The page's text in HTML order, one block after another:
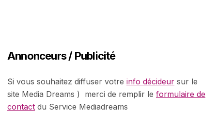
Annonceurs / Publicité
Si vous souhaitez diffuser votre info décideur sur le
site Media Dreams ) merci de remplir le formulaire de
contact du Service Mediadreams